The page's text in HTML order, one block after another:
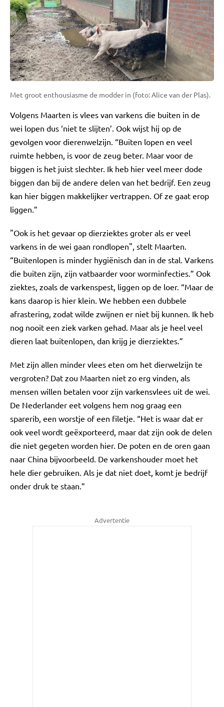
Met groot enthousiasme de modder in (foto: Alice van der Plas).
Volgens Maarten is vlees van varkens die buiten in de
wei lopen dus ‘niet te slijten’. Ook wijst hij op de
gevolgen voor dierenwelzijn. “Buiten lopen en veel
ruimte hebben, is voor de zeug beter. Maar voor de
biggen is het juist slechter. Ik heb hier veel meer dode
biggen dan bij de andere delen van het bedrijf. Een zeug
kan hier biggen makkelijker vertrappen. Of ze gaat erop
liggen.”
"Ook is het gevaar op dierziektes groter als er veel
varkens in de wei gaan rondlopen", stelt Maarten.
“Buitenlopen is minder hygiënisch dan in de stal. Varkens
die buiten zijn, zijn vatbaarder voor worminfecties.” Ook
ziektes, zoals de varkenspest, liggen op de loer. “Maar de
kans daarop is hier klein. We hebben een dubbele
afrastering, zodat wilde zwijnen er niet bij kunnen. Ik heb
nog nooit een ziek varken gehad. Maar als je heel veel
dieren laat buitenlopen, dan krijg je dierziektes.”
Met zijn allen minder vlees eten om het dierwelzijn te
vergroten? Dat zou Maarten niet zo erg vinden, als
mensen willen betalen voor zijn varkensvlees uit de wei.
De Nederlander eet volgens hem nog graag een
sparerib, een worstje of een filetje. “Het is waar dat er
ook veel wordt geëxporteerd, maar dat zijn ook de delen
die niet gegeten worden hier. De poten en de oren gaan
naar China bijvoorbeeld. De varkenshouder moet het
hele dier gebruiken. Als je dat niet doet, komt je bedrijf
onder druk te staan.”
Advertentie